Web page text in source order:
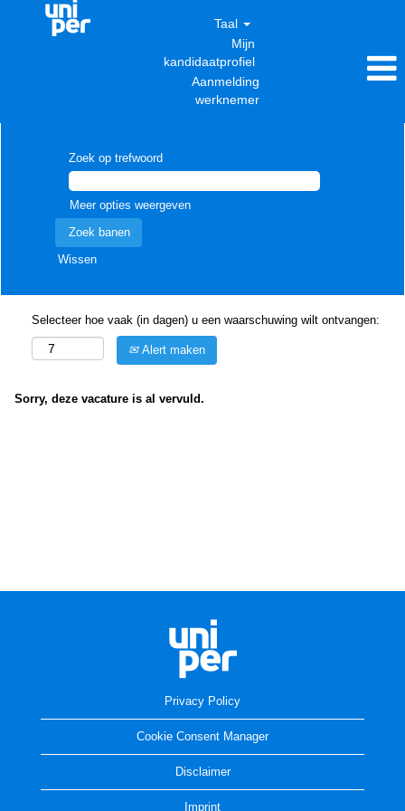
Taal
Mijn
kandidaatprofiel
Aanmelding
werknemer
Zoek op trefwoord
Meer opties weergeven
Wissen
Selecteer hoe vaak (in dagen) u een waarschuwing wilt ontvangen:
Alert maken
Sorry, deze vacature is al vervuld.
Privacy Policy
Cookie Consent Manager
Disclaimer
Imprint